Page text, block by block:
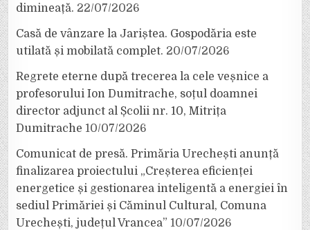
dimineață. 22/07/2026
Casă de vânzare la Jariștea. Gospodăria este
utilată și mobilată complet. 20/07/2026
Regrete eterne după trecerea la cele veșnice a
profesorului Ion Dumitrache, soțul doamnei
director adjunct al Școlii nr. 10, Mitrița
Dumitrache 10/07/2026
Comunicat de presă. Primăria Urechești anunță
finalizarea proiectului „Creșterea eficienței
energetice și gestionarea inteligentă a energiei în
sediul Primăriei și Căminul Cultural, Comuna
Urechești, județul Vrancea” 10/07/2026